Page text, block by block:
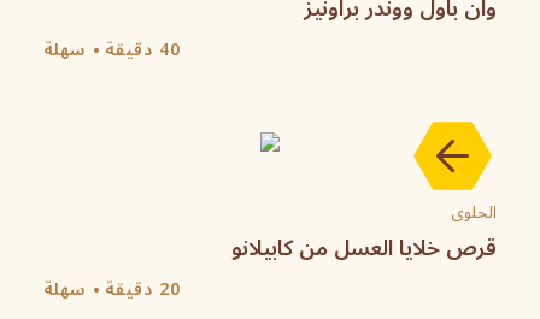
سهلة 40 دقيقة
الحلوى
قرص خلايا العسل من كابيلانو
سهلة 20 دقيقة